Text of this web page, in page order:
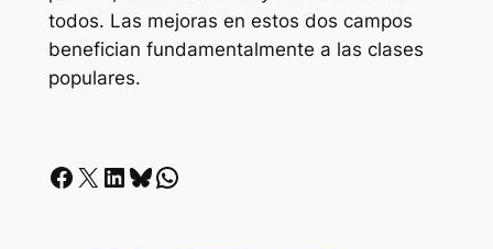
todos. Las mejoras en estos dos campos
benefician fundamentalmente a las clases
populares.
Facebook X LinkedIn Bluesky Whatsapp